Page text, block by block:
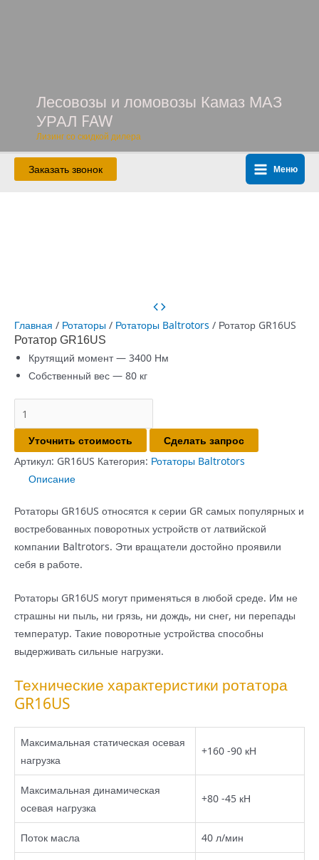
Лесовозы и ломовозы Камаз МАЗ
УРАЛ FAW
Лизинг со скидкой дилера
Заказать звонок
Main
Меню
Главная / Ротаторы / Ротаторы Baltrotors / Ротатор GR16US
Ротатор GR16US
Крутящий момент — 3400 Нм
Собственный вес — 80 кг
товара
Ротатор
GR16US
Уточнить стоимость
Сделать запрос
Артикул: GR16US Категория: Ротаторы Baltrotors
Описание
Ротаторы GR16US относятся к серии GR самых популярных и
востребованных поворотных устройств от латвийской
компании Baltrotors. Эти вращатели достойно проявили
себя в работе.
Ротаторы GR16US могут применяться в любой среде. Им не
страшны ни пыль, ни грязь, ни дождь, ни снег, ни перепады
температур. Такие поворотные устройства способны
выдерживать сильные нагрузки.
Технические характеристики ротатора
GR16US
Максимальная статическая осевая
нагрузка
+160 -90 кН
Максимальная динамическая
осевая нагрузка
+80 -45 кН
Поток масла 40 л/мин